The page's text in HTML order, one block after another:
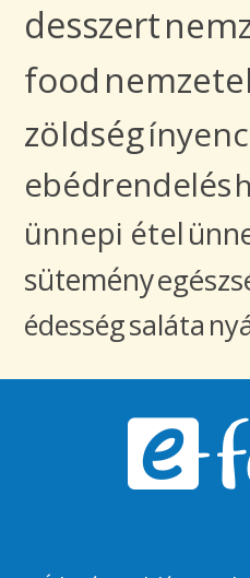
desszert
food
zöldség
ebédrendelés
ünnepi étel
sütemény
édességsaláta